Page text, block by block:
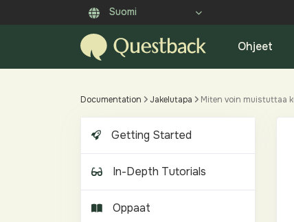
Suomi
Ohjeet
Documentation Jakelutapa Miten voin muistuttaa
Getting Started
In-Depth Tutorials
Oppaat